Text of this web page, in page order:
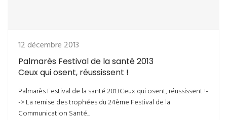
12 décembre 2013
Palmarès Festival de la santé 2013
Ceux qui osent, réussissent !
Palmarès Festival de la santé 2013Ceux qui osent, réussissent !-
-> La remise des trophées du 24ème Festival de la
Communication Santé...